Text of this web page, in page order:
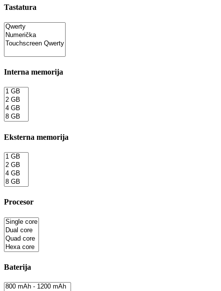
Tastatura
Interna memorija
Eksterna memorija
Procesor
Baterija